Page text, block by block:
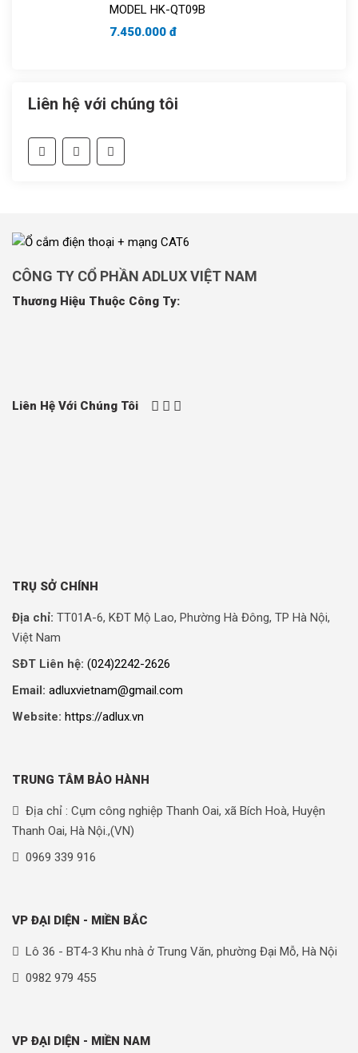
MODEL HK-QT09B
7.450.000 đ
Liên hệ với chúng tôi
CÔNG TY CỔ PHẦN ADLUX VIỆT NAM
Thương Hiệu Thuộc Công Ty:
Liên Hệ Với Chúng Tôi
TRỤ SỞ CHÍNH
Địa chỉ: TT01A-6, KĐT Mộ Lao, Phường Hà Đông, TP Hà Nội,
Việt Nam
SĐT Liên hệ: (024)2242-2626
Email: adluxvietnam@gmail.com
Website: https://adlux.vn
TRUNG TÂM BẢO HÀNH
Địa chỉ : Cụm công nghiệp Thanh Oai, xã Bích Hoà, Huyện
Thanh Oai, Hà Nội.,(VN)
0969 339 916
VP ĐẠI DIỆN - MIỀN BẮC
Lô 36 - BT4-3 Khu nhà ở Trung Văn, phường Đại Mỗ, Hà Nội
0982 979 455
VP ĐẠI DIỆN - MIỀN NAM